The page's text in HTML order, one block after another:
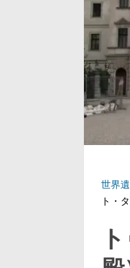
世界
ト・